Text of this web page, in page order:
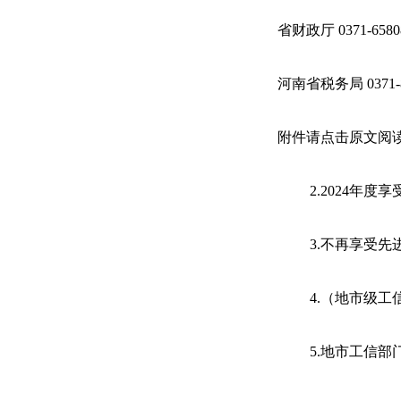
省财政厅 0371-
河南省税务局 0371-
附件请点击原文阅
2.2024年度享
3.不再享受先
4.（地市级工
5.地市工信部